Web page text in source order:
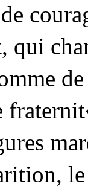
qui
de